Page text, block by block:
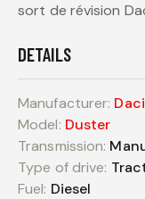
sort de révision
DETAILS
Manufacturer:
Model: Duster
Transmission:
Type of drive:
Fuel: Diesel